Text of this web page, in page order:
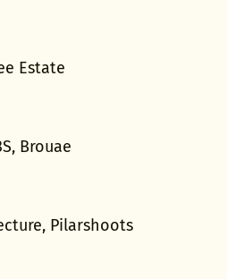
Estate
Brouae
Pilarshoots